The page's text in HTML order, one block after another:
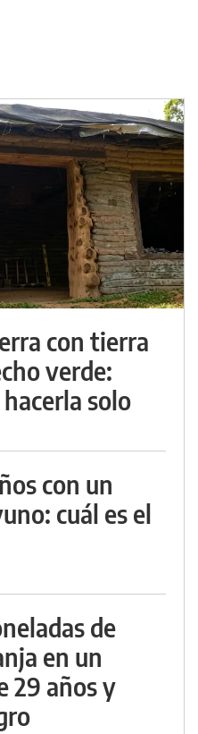
con tierra
verde:
solo
con un
cuál es el
de
en un
29 años y